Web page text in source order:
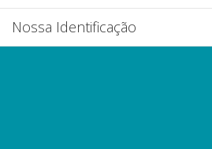
Nossa Identificação